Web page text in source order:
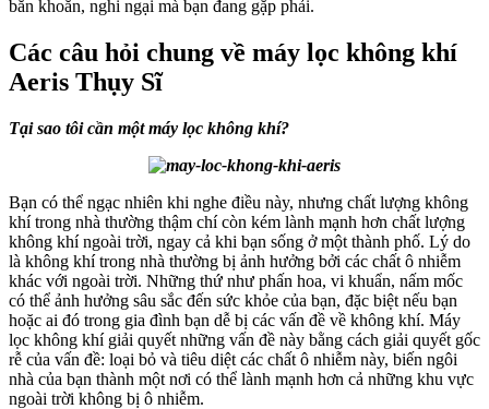
băn khoăn, nghi ngại mà bạn đang gặp phải.
Các câu hỏi chung về máy lọc không khí
Aeris Thụy Sĩ
Tại sao tôi cần một máy lọc không khí?
Bạn có thể ngạc nhiên khi nghe điều này, nhưng chất lượng không
khí trong nhà thường thậm chí còn kém lành mạnh hơn chất lượng
không khí ngoài trời, ngay cả khi bạn sống ở một thành phố. Lý do
là không khí trong nhà thường bị ảnh hưởng bởi các chất ô nhiễm
khác với ngoài trời. Những thứ như phấn hoa, vi khuẩn, nấm mốc
có thể ảnh hưởng sâu sắc đến sức khỏe của bạn, đặc biệt nếu bạn
hoặc ai đó trong gia đình bạn dễ bị các vấn đề về không khí. Máy
lọc không khí giải quyết những vấn đề này bằng cách giải quyết gốc
rễ của vấn đề: loại bỏ và tiêu diệt các chất ô nhiễm này, biến ngôi
nhà của bạn thành một nơi có thể lành mạnh hơn cả những khu vực
ngoài trời không bị ô nhiễm.